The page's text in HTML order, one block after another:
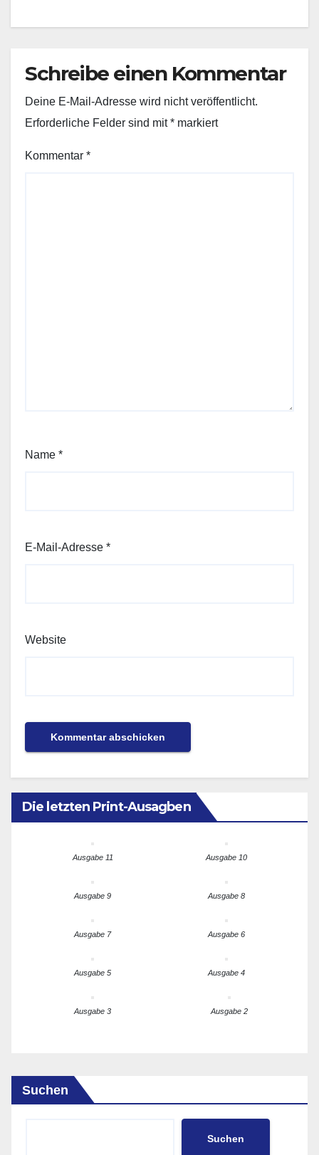
Schreibe einen Kommentar
Deine E-Mail-Adresse wird nicht veröffentlicht.
Erforderliche Felder sind mit* markiert
Kommentar *
Name *
E-Mail-Adresse *
Website
Die letzten Print-Ausagben
Ausgabe 11 Ausgabe 10
Ausgabe 9 Ausgabe 8
Ausgabe 7 Ausgabe 6
Ausgabe 5 Ausgabe 4
Ausgabe 3 Ausgabe 2
Suchen
Suchen